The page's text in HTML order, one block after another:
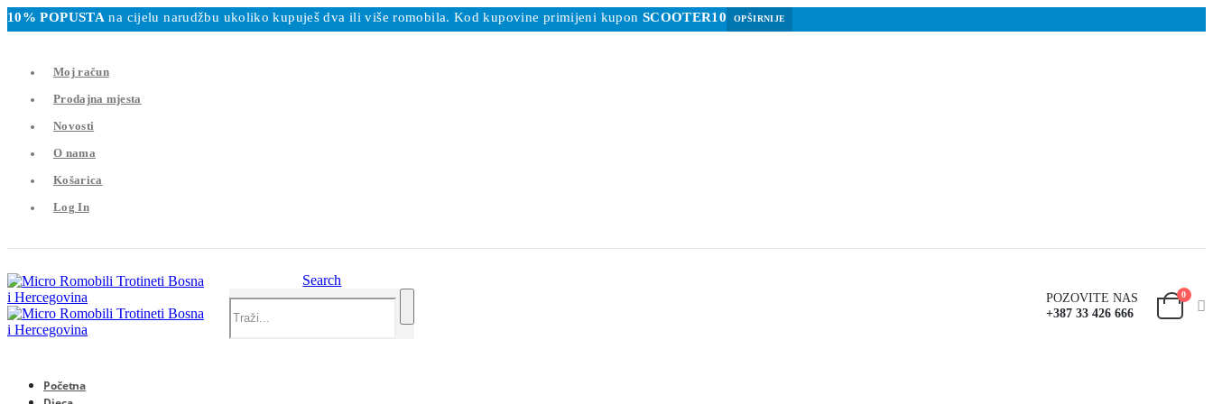
10% POPUSTA na cijelu narudžbu ukoliko kupuješ dva ili više romobila. Kod kupovine primijeni kupon SCOOTER10 OPŠIRNIJE
Moj račun
Prodajna mjesta
Novosti
O nama
Košarica
Log In
Search
POZOVITE NAS
+387 33 426 666
0
Početna